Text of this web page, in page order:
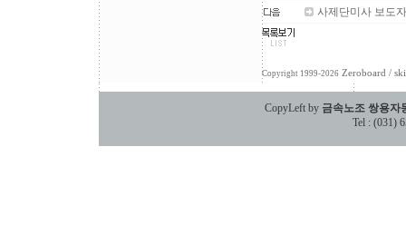
사제단미사 보도
Copyright 1999-2026 Zeroboard /
CopyLeft by 금속노조 쌍용자
Tel : (031)